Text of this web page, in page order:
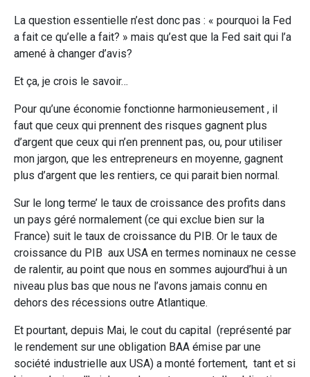
La question essentielle n’est donc pas : « pourquoi la Fed
a fait ce qu’elle a fait? » mais qu’est que la Fed sait qui l’a
amené à changer d’avis?
Et ça, je crois le savoir…
Pour qu’une économie fonctionne harmonieusement , il
faut que ceux qui prennent des risques gagnent plus
d’argent que ceux qui n’en prennent pas, ou, pour utiliser
mon jargon, que les entrepreneurs en moyenne, gagnent
plus d’argent que les rentiers, ce qui parait bien normal.
Sur le long terme’ le taux de croissance des profits dans
un pays géré normalement (ce qui exclue bien sur la
France) suit le taux de croissance du PIB. Or le taux de
croissance du PIB aux USA en termes nominaux ne cesse
de ralentir, au point que nous en sommes aujourd’hui à un
niveau plus bas que nous ne l’avons jamais connu en
dehors des récessions outre Atlantique.
Et pourtant, depuis Mai, le cout du capital (représenté par
le rendement sur une obligation BAA émise par une
société industrielle aux USA) a monté fortement, tant et si